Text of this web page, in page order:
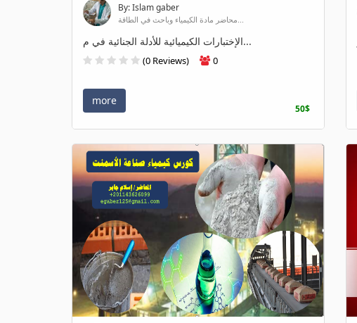
By: Islam gaber
الإختبارات الكيميائية للأدلة الجنائية في م...
(0 Reviews) 0
more
50$